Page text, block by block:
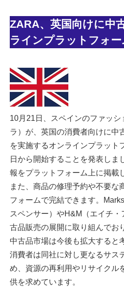
ZARA、英国向けに中
ラインプラットフォ
10月21日、スペインのファッ
ラ）が、英国の消費者向けに中
を実施するオンラインプラット
日から開始することを発表しま
報をプラットフォーム上に掲載
また、商品の修理予約や不要な
フォームで完結できます。
スペンサー）やH&M（エイチ
古品販売の展開に取り組んでお
中古品市場は今後も拡大すると
消費者は同社に対し更なるサス
め、資源の再利用やリサイクル
供を求めています。